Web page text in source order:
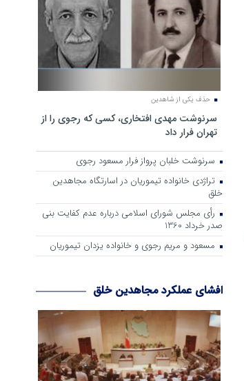
حذف یکی از شاهدین
سرنوشت مهدی افتخاری، کسی که رجوی را از
تهران فرار داد
سرنوشت خلبان پرواز فرار مسعود رجوی
تراژدی خانواده تیموریان در اسارتگاه مجاهدین
خلق
رأی مجلس شورای اسلامی درباره عدم كفایت بنی
صدر خرداد 1360
مسعود و مریم رجوی و خانواده یزدان تیموریان
افشای عملکرد مجاهدین خلق